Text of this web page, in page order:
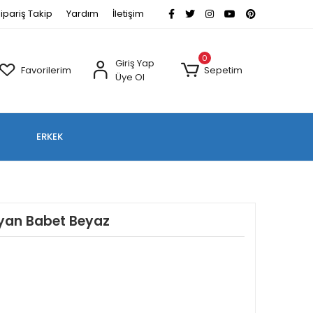
Takip Yardım İletişim
Favorilerim
Giriş Yap
Üye Ol
0
Sepetim
ERKEK
Babet Beyaz